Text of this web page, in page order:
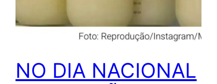
NO DIA NACIONAL